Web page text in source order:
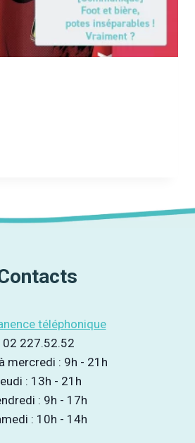
téléphonique
02 227.52.52
mercredi : 9h - 21h
: 13h - 21h
: 9h - 17h
: 10h - 14h